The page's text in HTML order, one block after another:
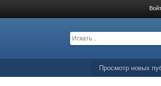
Просмотр новых